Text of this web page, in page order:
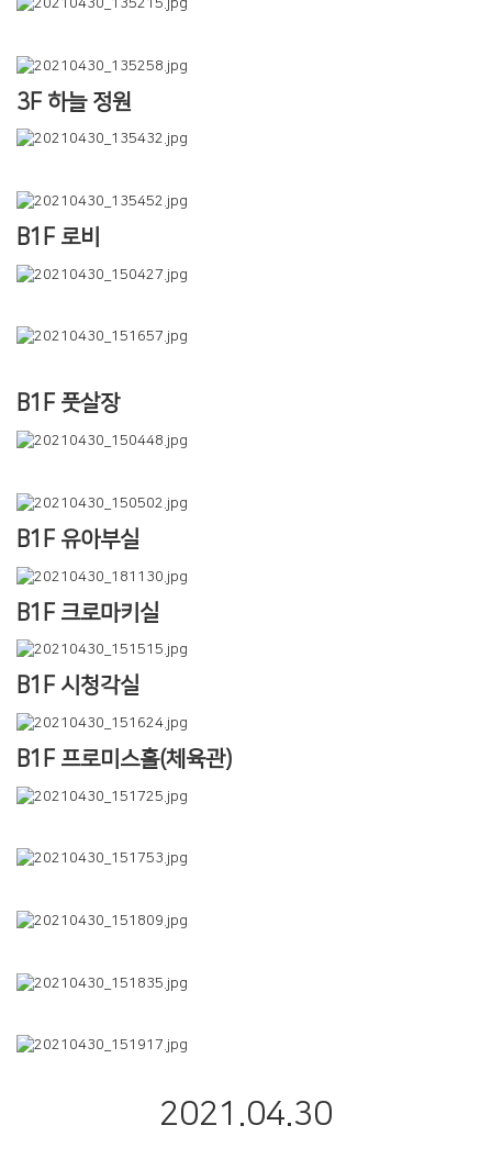
3F 하늘 정원
B1F 로비
B1F 풋살장
B1F 유아부실
B1F 크로마키실
B1F 시청각실
B1F 프로미스홀(체육관)
2021.04.30